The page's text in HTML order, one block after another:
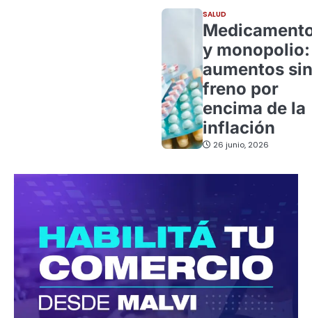
SALUD
y monopolio:
aumentos sin
freno por
encima de la
inflación
26 junio, 2026